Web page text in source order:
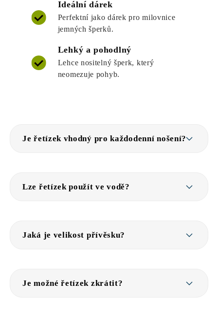
Ideální dárek
Perfektní jako dárek pro milovnice
jemných šperků.
Lehký a pohodlný
Lehce nositelný šperk, který
neomezuje pohyb.
Je řetízek vhodný pro každodenní nošení?
Lze řetízek použít ve vodě?
Jaká je velikost přívěsku?
Je možné řetízek zkrátit?